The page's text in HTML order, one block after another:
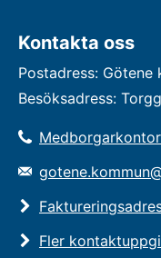
Kontakta oss
Postadress: Götene
Besöksadress:
Fler